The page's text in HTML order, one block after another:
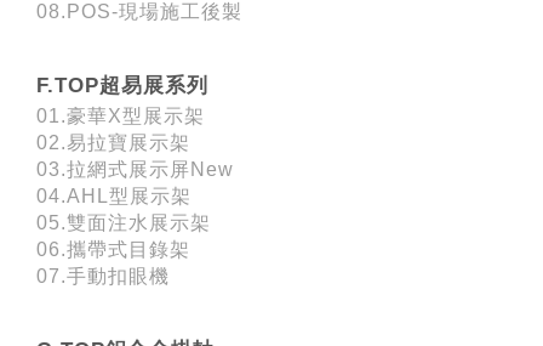
08.POS-現場施工後製
F.TOP超易展系列
01.豪華X型展示架
02.易拉寶展示架
03.拉網式展示屏New
04.AHL型展示架
05.雙面注水展示架
06.攜帶式目錄架
07.手動扣眼機